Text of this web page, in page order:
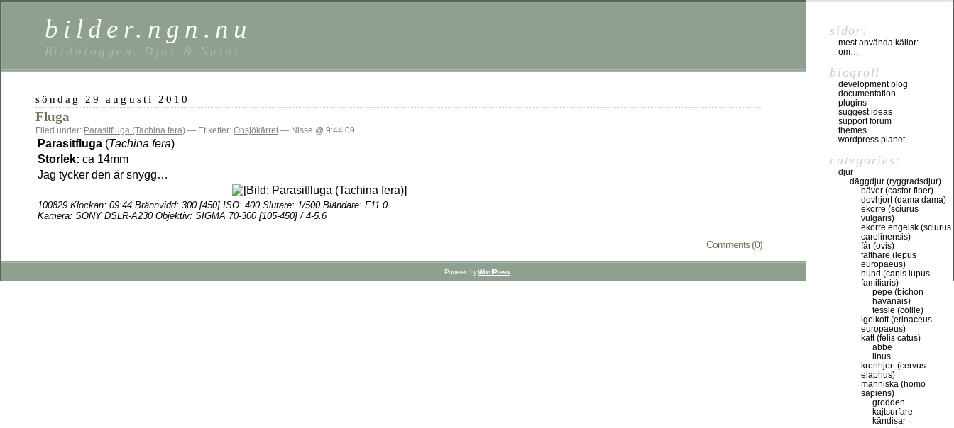
bilder.ngn.nu
Bildbloggen. Djur & Natur.
söndag 29 augusti 2010
Fluga
Filed under: Parasitfluga (Tachina fera) — Etiketter: Onsjökärret— Nisse @ 9:44 09
Parasitfluga (Tachina fera)
Storlek: ca 14mm
Jag tycker den är snygg…
100829 Klockan: 09:44 Brännvidd: 300[450] ISO: 400 Slutare: 1/500 Bländare: F11.0
Kamera: SONY DSLR-A230 Objektiv: SIGMA 70-300 [105-450] / 4-5.6
Comments (0)
sidor:
mest använda källor:
om…
blogroll
development blog
documentation
plugins
suggest ideas
support forum
themes
wordpress planet
categories:
djur
däggdjur (ryggradsdjur)
bäver (castor fiber)
dovhjort (dama dama)
ekorre (sciurus
vulgaris)
ekorre engelsk (sciurus
carolinensis)
får (ovis)
fälthare (lepus
europaeus)
hund (canis lupus
familiaris)
pepe (bichon
havanais)
tessie (collie)
igelkott (erinaceus
europaeus)
katt (felis catus)
abbe
linus
kronhjort (cervus
elaphus)
människa (homo
sapiens)
grodden
kajtsurfare
kändisar
Powered byWordPress